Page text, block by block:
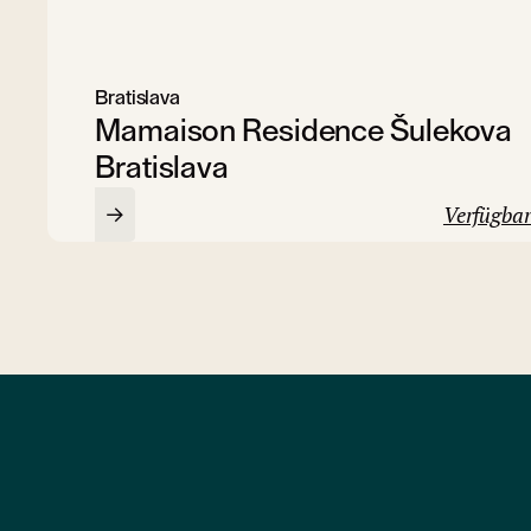
Mamaison Residence Šulekova
Bratislava
Bratislava